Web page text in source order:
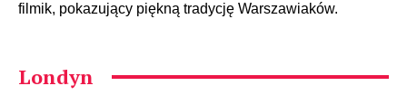
filmik, pokazujący piękną tradycję Warszawiaków.
Londyn